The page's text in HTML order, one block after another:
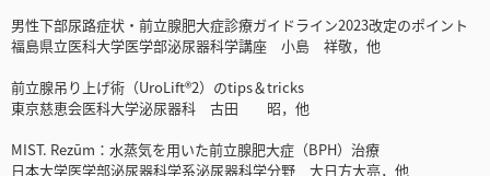
男性下部尿路症状・前立腺肥大症診療ガイドライン2023改定のポイント
福島県立医科大学医学部泌尿器科学講座 小島 祥敬，他
前立腺吊り上げ術（UroLift®2）のtips＆tricks
東京慈恵会医科大学泌尿器科 古田 昭，他
MIST. Rezūm：水蒸気を用いた前立腺肥大症（BPH）治療
日本大学医学部泌尿器科学系泌尿器科学分野 大日方大亮，他